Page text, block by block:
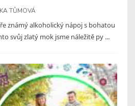
TŮMOVÁ
známý alkoholický nápoj s bohatou
svůj zlatý mok jsme náležitě py ...